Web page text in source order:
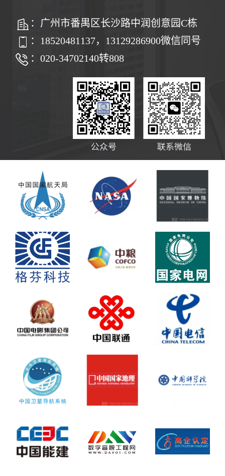
：广州市番禺区长沙路中润创意园C栋
：18520481137，13129286900微信同号
：020-34702140转808